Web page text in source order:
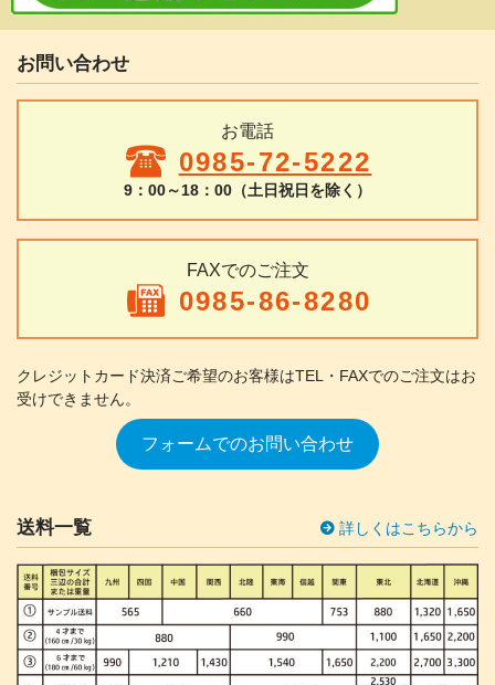
お問い合わせ
お電話
0985-72-5222
9：00～18：00（土日祝日を除く）
FAXでのご注文
0985-86-8280
クレジットカード決済ご希望のお客様はTEL・FAXでのご注文はお
受けできません。
フォームでのお問い合わせ
送料一覧 詳しくはこちらから